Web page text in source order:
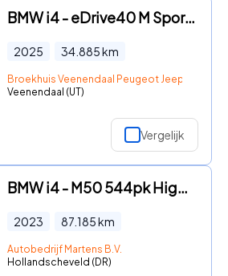
BMW i4 - eDrive40 M Sport Edition 84 kWh | SoH 95% | Cruise Control |
2025 34.885km
Broekhuis Veenendaal Peugeot Jeep Fiat
Veenendaal (UT)
Vergelijk
BMW i4 - M50 544pk High Executive 84 kWh SOH 94% Laserlight Carbon Pa
2023 87.185km
Autobedrijf Martens B.V.
Hollandscheveld (DR)